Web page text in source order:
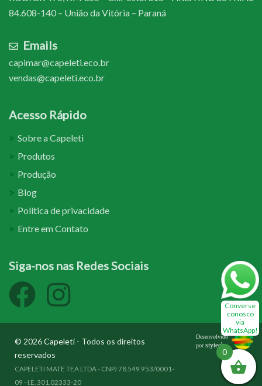
84.608-140 – União da Vitória – Paraná
Emails
capimar@capeleti.eco.br
vendas@capeleti.eco.br
Acesso Rápido
Sobre a Capeleti
Produtos
Produção
Blog
Política de privacidade
Entre em Contato
Siga-nos nas Redes Sociais
© 2026Capeleti - Todos os direitos
reservados
CAPELETI MATE TEA LTDA - CNPJ 78.549.953/0001-
09 - I.E. 301.02333-20
Desenvolvido
porstytech
0
Converse
conosco
via
WhatsApp!